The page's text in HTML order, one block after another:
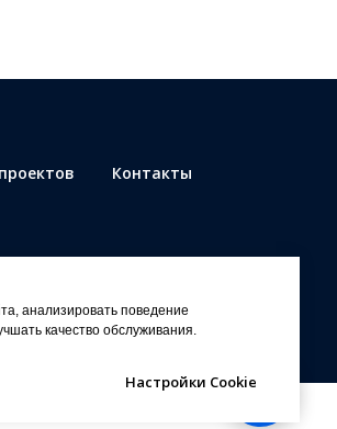
Контакты
анализировать поведение
качество обслуживания.
Настройки Cookie